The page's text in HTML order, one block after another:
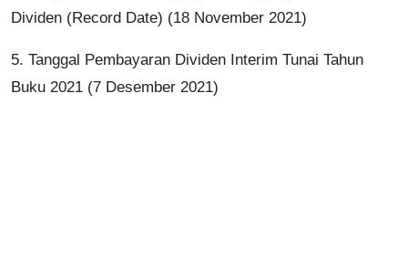
Dividen (Record Date) (18 November 2021)
5. Tanggal Pembayaran Dividen Interim Tunai Tahun
Buku 2021 (7 Desember 2021)